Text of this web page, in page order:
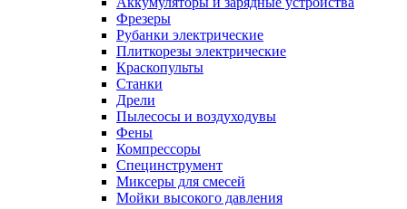
Фрезеры
Рубанки электрические
Плиткорезы электрические
Краскопульты
Станки
Дрели
Пылесосы и воздуходувы
Фены
Компрессоры
Специнструмент
Миксеры для смесей
Мойки высокого давления